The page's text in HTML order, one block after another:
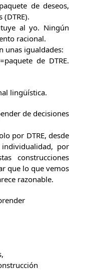
de deseos,
al yo. Ningún
racional.
unas igualdades:
de DTRE.
lingüística.
de decisiones
por DTRE, desde
por
construcciones
que lo que vemos
razonable.